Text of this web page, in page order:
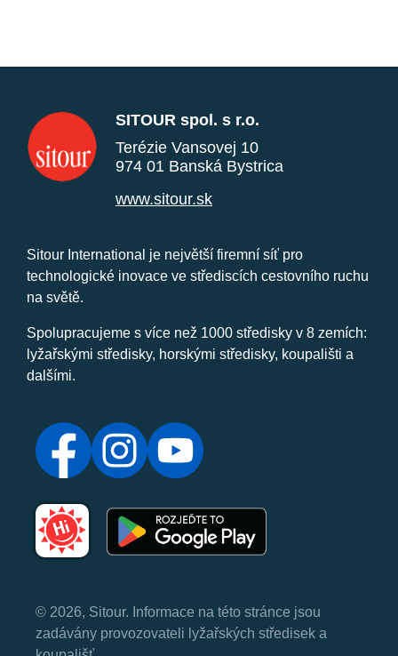
SITOUR spol. s r.o.
Terézie Vansovej 10
974 01 Banská Bystrica
www.sitour.sk
Sitour International je největší firemní síť pro
technologické inovace ve střediscích cestovního ruchu
na světě.
Spolupracujeme s více než 1000 středisky v 8 zemích:
lyžařskými středisky, horskými středisky, koupališti a
dalšími.
© 2026, Sitour. Informace na této stránce jsou
zadávány provozovateli lyžařských středisek a